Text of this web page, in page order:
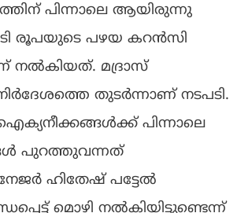
പിന്നാലെ ആയിരുന്നു
രൂപയുടെ പഴയ കറൻസി
മദ്രാസ്
തുടർന്നാണ് നടപടി.
ഐക്യനീക്കങ്ങൾക്ക് പിന്നാലെ
പുറത്തുവന്നത്
ഹിതേഷ് പട്ടേൽ
മൊഴി നൽകിയിട്ടുണ്ടെന്ന്